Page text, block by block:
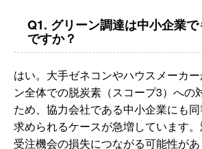
Q1. グリーン調達は中小企業
ですか？
はい。大手ゼネコンやハウスメーカ
ン全体での脱炭素（スコープ3）への
ため、協力会社である中小企業にも
求められるケースが急増しています
受注機会の損失につながる可能性があ